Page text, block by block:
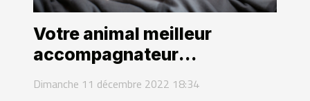
Votre animal meilleur
accompagnateur
Dimanche 11 décembre 2022 18:34